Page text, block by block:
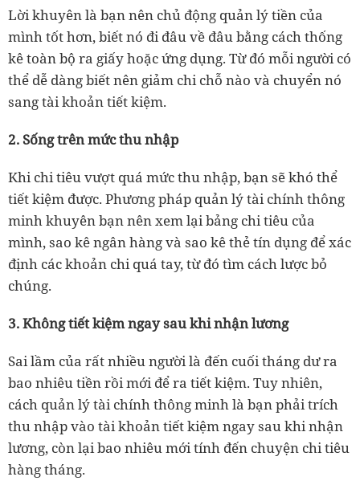
Lời khuyên là bạn nên chủ động quản lý tiền của
mình tốt hơn, biết nó đi đâu về đâu bằng cách thống
kê toàn bộ ra giấy hoặc ứng dụng. Từ đó mỗi người có
thể dễ dàng biết nên giảm chi chỗ nào và chuyển nó
sang tài khoản tiết kiệm.
2. Sống trên mức thu nhập
Khi chi tiêu vượt quá mức thu nhập, bạn sẽ khó thể
tiết kiệm được. Phương pháp quản lý tài chính thông
minh khuyên bạn nên xem lại bảng chi tiêu của
mình, sao kê ngân hàng và sao kê thẻ tín dụng để xác
định các khoản chi quá tay, từ đó tìm cách lược bỏ
chúng.
3. Không tiết kiệm ngay sau khi nhận lương
Sai lầm của rất nhiều người là đến cuối tháng dư ra
bao nhiêu tiền rồi mới để ra tiết kiệm. Tuy nhiên,
cách quản lý tài chính thông minh là bạn phải trích
thu nhập vào tài khoản tiết kiệm ngay sau khi nhận
lương, còn lại bao nhiêu mới tính đến chuyện chi tiêu
hàng tháng.